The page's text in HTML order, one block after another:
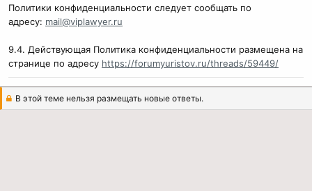
Политики конфиденциальности следует сообщать по
адресу: mail@viplawyer.ru
9.4. Действующая Политика конфиденциальности размещена на
странице по адресу https://forumyuristov.ru/threads/59449/
В этой теме нельзя размещать новые ответы.